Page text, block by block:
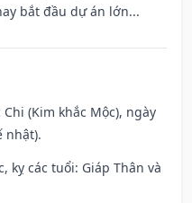
bắt đầu dự án lớn...
(Kim khắc Mộc), ngày
nhật).
kỵ các tuổi: Giáp Thân và